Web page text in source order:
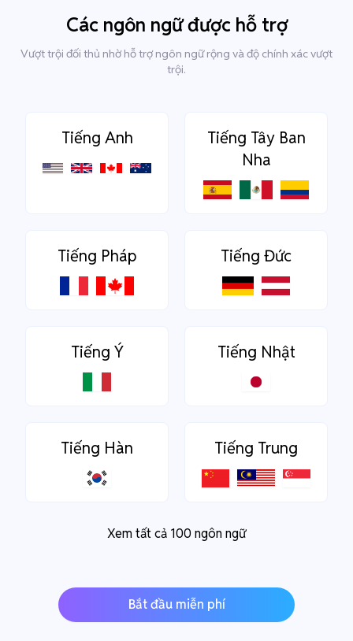
Các ngôn ngữ được hỗ trợ
Vượt trội đối thủ nhờ hỗ trợ ngôn ngữ rộng và độ chính xác vượt
trội.
Tiếng Anh
Tiếng Tây Ban
Nha
Tiếng Pháp Tiếng Đức
Tiếng Ý Tiếng Nhật
Tiếng Hàn Tiếng Trung
Xem tất cả 100 ngôn ngữ
Bắt đầu miễn phí